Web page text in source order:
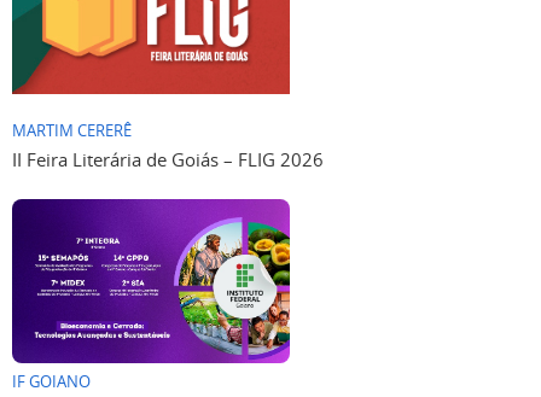
MARTIM CERERÊ
II Feira Literária de Goiás – FLIG 2026
IF GOIANO